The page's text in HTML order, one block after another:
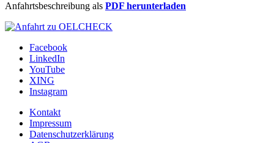
Anfahrtsbeschreibung als PDF herunterladen
Facebook
LinkedIn
YouTube
XING
Instagram
Kontakt
Impressum
Datenschutzerklärung